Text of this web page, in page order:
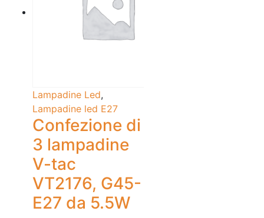
Lampadine Led,
Lampadine led E27
Confezione di
3 lampadine
V-tac
VT2176, G45-
E27 da 5.5W